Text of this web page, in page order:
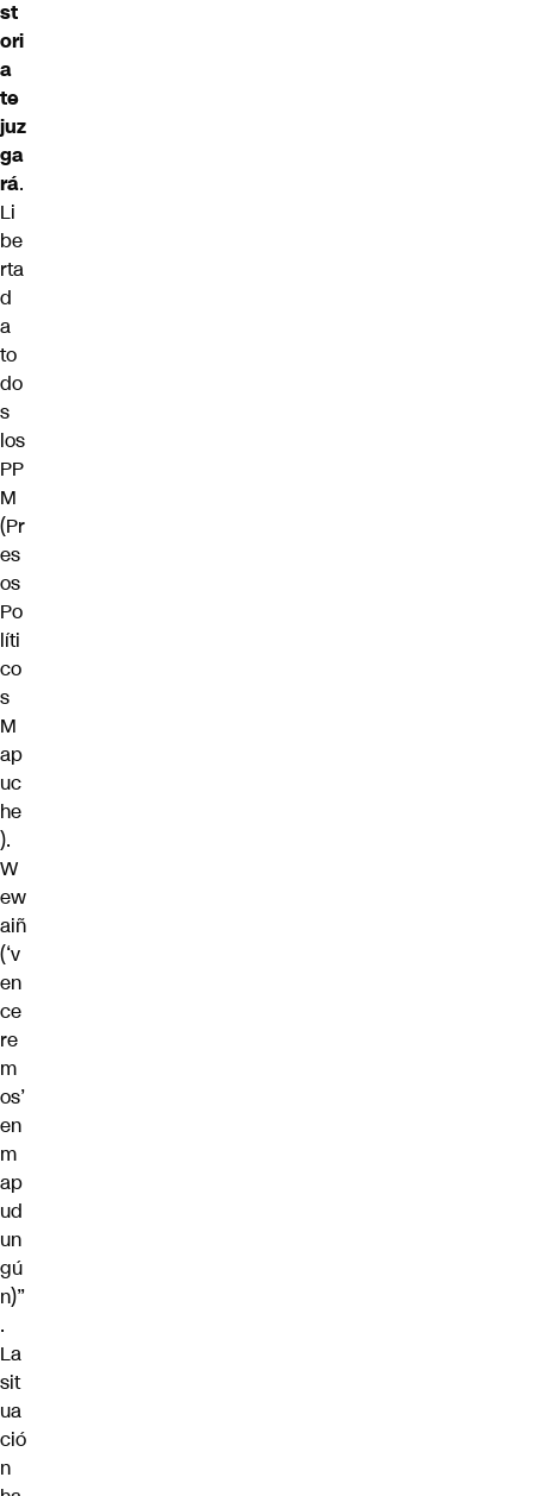
st
ori
a
te
juz
ga
rá.
Li
be
rta
d
a
to
do
s
los
PP
M
(Pr
es
os
Po
líti
co
s
M
ap
uc
he
).
W
ew
aiñ
(‘v
en
ce
re
m
os’
en
m
ap
ud
un
gú
n)”
.
La
sit
ua
ció
n